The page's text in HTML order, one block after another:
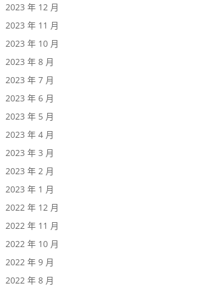
2023 年 12 月
2023 年 11 月
2023 年 10 月
2023 年 8 月
2023 年 7 月
2023 年 6 月
2023 年 5 月
2023 年 4 月
2023 年 3 月
2023 年 2 月
2023 年 1 月
2022 年 12 月
2022 年 11 月
2022 年 10 月
2022 年 9 月
2022 年 8 月